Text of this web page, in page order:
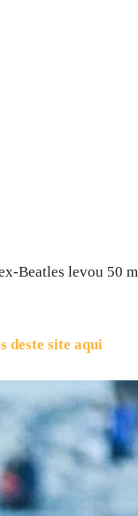
Beatles levou 50
deste site aqui